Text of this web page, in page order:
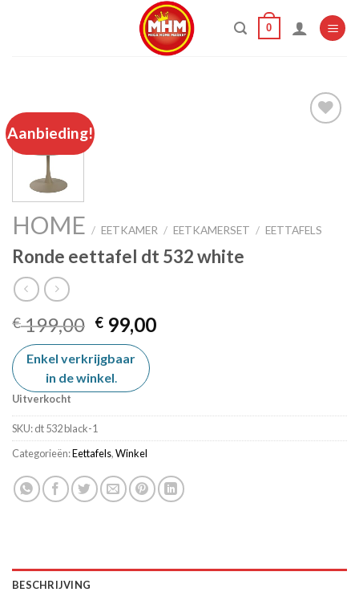
0
Aanbieding!
HOME / EETKAMER / EETKAMERSET / EETTAFELS
Ronde eettafel dt 532 white
€199,00 Oorspronkelijke
prijs
was:
€ 199,00.
€ 99,00Huidige
Enkel verkrijgbaar
in de winkel.
Uitverkocht
SKU:dt 532 black-1
Categorieën:Eettafels,Winkel
BESCHRIJVING